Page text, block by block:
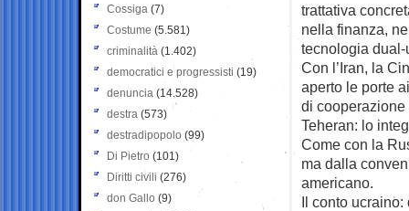
trattativa
nella finanza,
tecnologia dual-
Con l’Iran, la
aperto le porte
di
Teheran: lo
Come con la
ma dalla
americano.
Il conto ucraino:
Cossiga (7)
Costume (5.581)
criminalità (1.402)
democratici e progressisti (19)
denuncia (14.528)
destra (573)
destradipopolo (99)
Di Pietro (101)
Diritti civili (276)
don Gallo (9)